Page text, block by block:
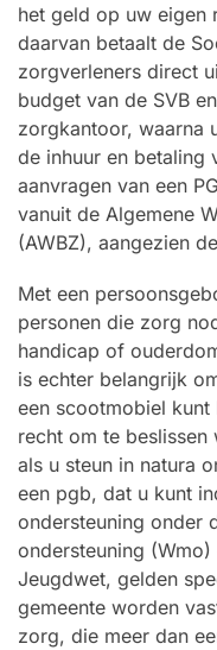
het geld op uw eigen
daarvan betaalt de
zorgverleners direct
budget van de SVB
zorgkantoor, waarna
de inhuur en betaling
aanvragen van een
vanuit de Algemene
(AWBZ), aangezien
Met een
personen die zorg
handicap of
is echter belangrijk
een scootmobiel kunt
recht om te
als u steun in natura
een pgb, dat u kunt
ondersteuning onder
ondersteuning
Jeugdwet, gelden
gemeente worden
zorg, die meer dan